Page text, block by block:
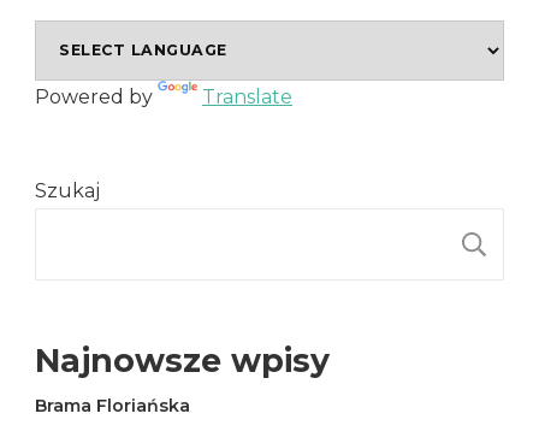
Powered by Translate
Szukaj
Najnowsze wpisy
Brama Floriańska